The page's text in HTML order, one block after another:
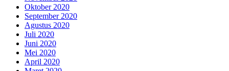
Oktober 2020
September 2020
Agustus 2020
Juli 2020
Juni 2020
Mei 2020
April 2020